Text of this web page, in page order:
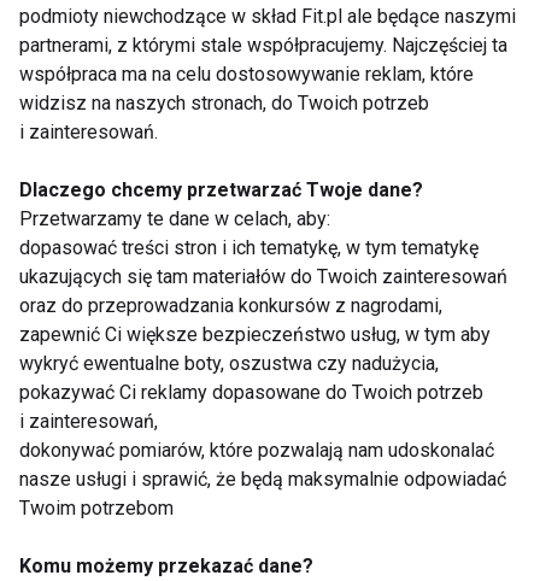
Ekspresowy koktajl z
śniadanie? Czemu nie!
Poznaj 4 fakty o
masłach do ciała
Nawilżenie, ukojenie
podmioty niewchodzące w skład Fit.pl ale będące naszymi
partnerami, z którymi stale współpracujemy. Najczęściej ta
współpraca ma na celu dostosowywanie reklam, które
widzisz na naszych stronach, do Twoich potrzeb
i zainteresowań.
Dlaczego chcemy przetwarzać Twoje dane?
Przetwarzamy te dane w celach, aby:
dopasować treści stron i ich tematykę, w tym tematykę
ukazujących się tam materiałów do Twoich zainteresowań
oraz do przeprowadzania konkursów z nagrodami,
zapewnić Ci większe bezpieczeństwo usług, w tym aby
wykryć ewentualne boty, oszustwa czy nadużycia,
pokazywać Ci reklamy dopasowane do Twoich potrzeb
i zainteresowań,
dokonywać pomiarów, które pozwalają nam udoskonalać
nasze usługi i sprawić, że będą maksymalnie odpowiadać
Twoim potrzebom
Komu możemy przekazać dane?